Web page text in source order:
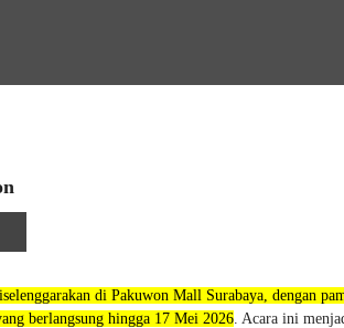
di Pakuwon Mall Surabaya, dengan
berlangsung hingga 17 Mei 2026. Acara ini